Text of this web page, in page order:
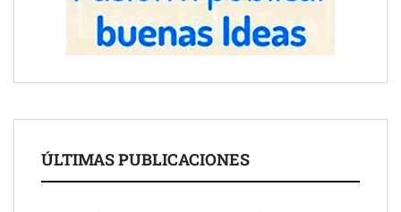
ÚLTIMAS PUBLICACIONES